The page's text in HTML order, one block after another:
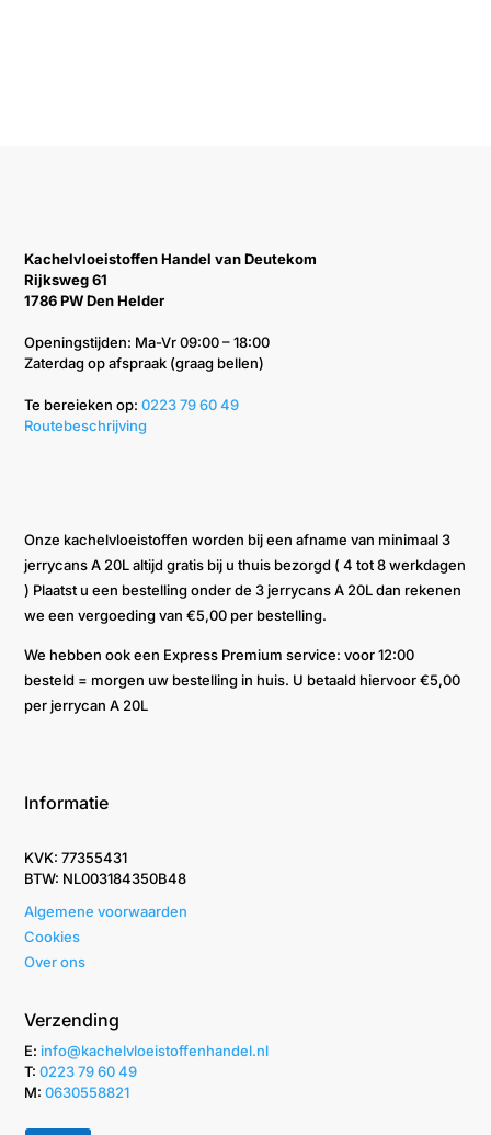
Kachelvloeistoffen Handel van Deutekom
Rijksweg 61
1786 PW Den Helder
Openingstijden: Ma-Vr 09:00 – 18:00
Zaterdag op afspraak (graag bellen)
Te bereieken op: ‭0223 79 60 49‬
Routebeschrijving
Onze kachelvloeistoffen worden bij een afname van minimaal 3
jerrycans A 20L altijd gratis bij u thuis bezorgd ( 4 tot 8 werkdagen
) Plaatst u een bestelling onder de 3 jerrycans A 20L dan rekenen
we een vergoeding van €5,00 per bestelling.
We hebben ook een Express Premium service: voor 12:00
besteld = morgen uw bestelling in huis. U betaald hiervoor €5,00
per jerrycan A 20L
Informatie
KVK: 77355431
BTW: NL003184350B48
Algemene voorwaarden
Cookies
Over ons
Verzending
E: info@kachelvloeistoffenhandel.nl
T: ‭0223 79 60 49‬
M:0630558821